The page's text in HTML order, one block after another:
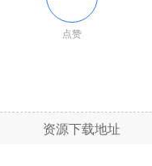
点赞
资源下载地址